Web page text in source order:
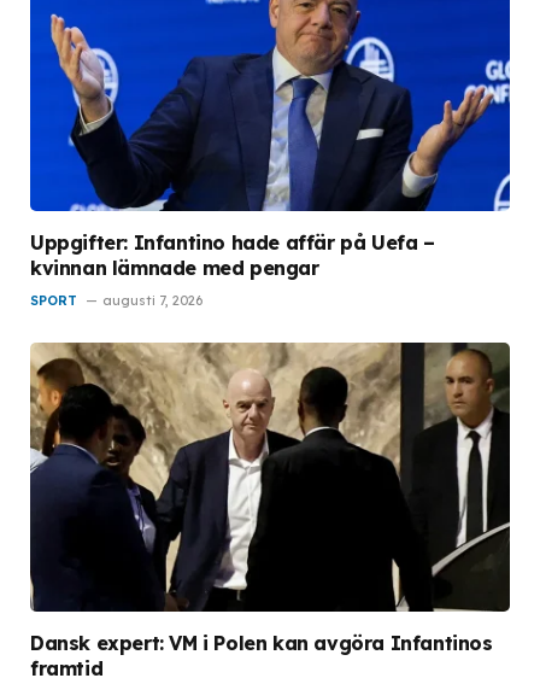
Uppgifter: Infantino hade affär på Uefa –
kvinnan lämnade med pengar
SPORT augusti 7, 2026
Dansk expert: VM i Polen kan avgöra Infantinos
framtid